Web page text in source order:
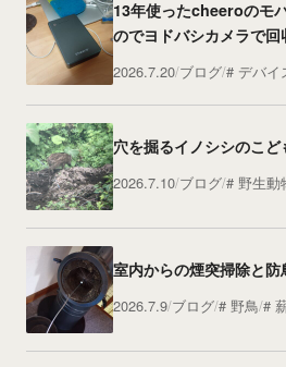
13年使ったcheeroのモ
のでヨドバシカメラで回
2026.7.20 ブログ デバイ
穴を掘るイノシシのこど
2026.7.10 ブログ 野生動
室内からの煙突掃除と防
2026.7.9 ブログ 野鳥